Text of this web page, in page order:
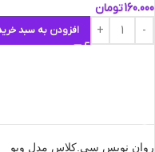
160.000تومان
افزودن به سبد
روان نویس سی.کلاس مدل ویو